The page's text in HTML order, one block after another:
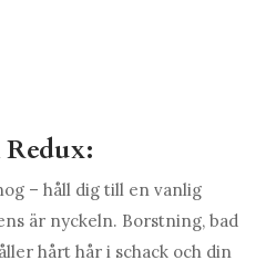
– håll dig till en vanlig
är nyckeln. Borstning, bad
hårt hår i schack och din